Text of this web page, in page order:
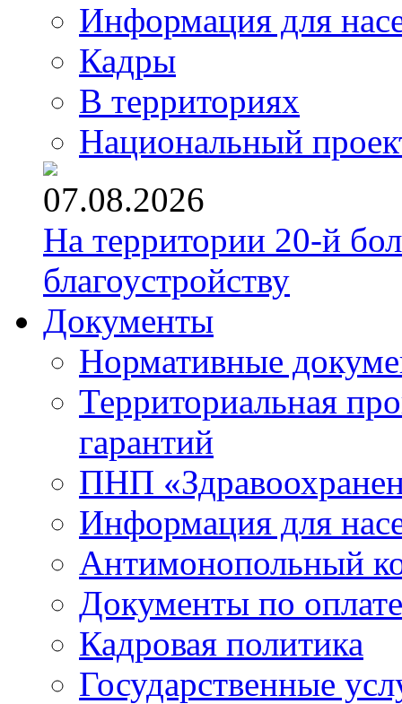
Информация для
Кадры
В территориях
Национальный
07.08.2026
На территории 20-й
благоустройству
Документы
Нормативные
Территориальная
гарантий
ПНП
Информация для
Антимонопольный
Документы по
Кадровая политика
Государственные